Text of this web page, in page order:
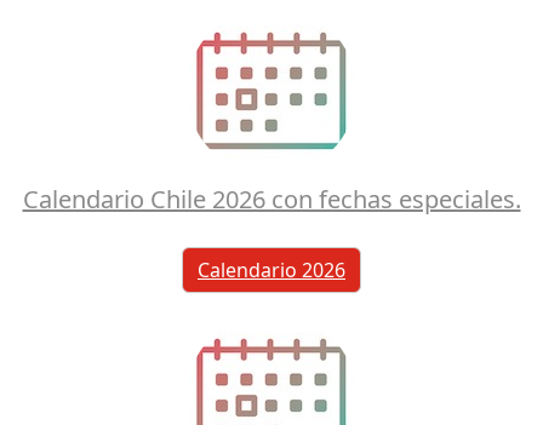
Calendario Chile 2026 con fechas especiales.
Calendario 2026